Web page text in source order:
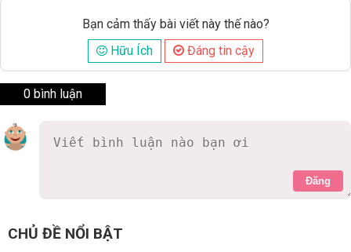
Bạn cảm thấy bài viết này thế nào?
Hữu Ích
Đáng tin cậy
0 bình luận
Đăng
CHỦ ĐỀ NỔI BẬT